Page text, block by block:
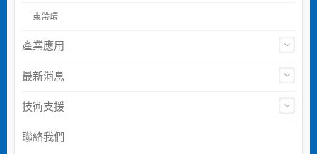
束帶環
產業應用
最新消息
技術支援
聯絡我們